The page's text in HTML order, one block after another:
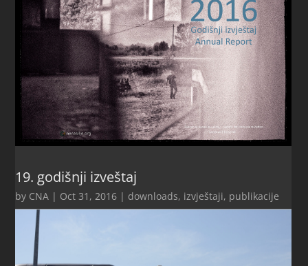
19. godišnji izveštaj
by CNA | Oct 31, 2016 | downloads, izvještaji, publikacije